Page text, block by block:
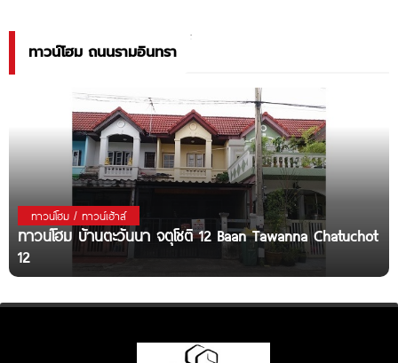
ทาวน์โฮม ถนนรามอินทรา
ทาวน์โฮม / ทาวน์เฮ้าส์
ทาวน์โฮม บ้านตะวันนา จตุโชติ 12 Baan Tawanna Chatuchot
12